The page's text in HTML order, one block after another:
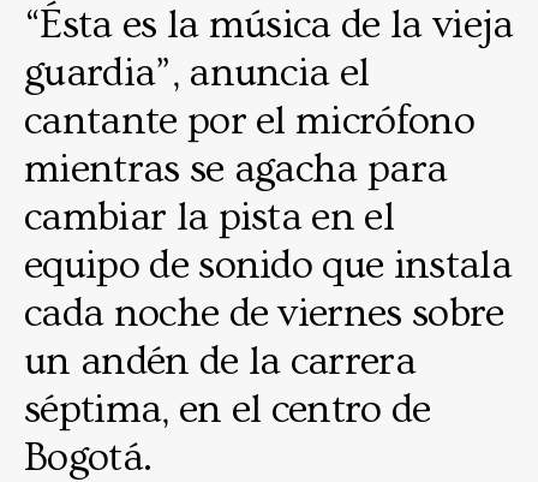
“Ésta es la música de la vieja
guardia”, anuncia el
cantante por el micrófono
mientras se agacha para
cambiar la pista en el
equipo de sonido que instala
cada noche de viernes sobre
un andén de la carrera
séptima, en el centro de
Bogotá.